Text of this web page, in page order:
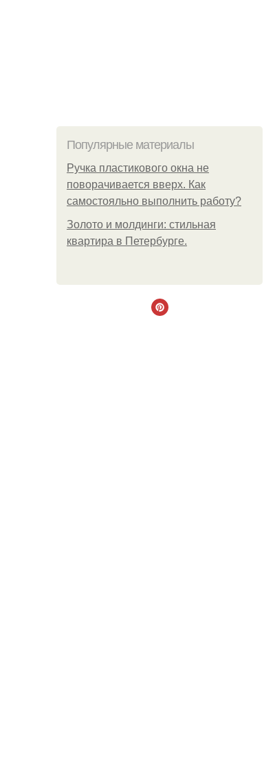
Популярные материалы
Ручка пластикового окна не
поворачивается вверх. Как
самостояльно выполнить работу?
Золото и молдинги: стильная
квартира в Петербурге.